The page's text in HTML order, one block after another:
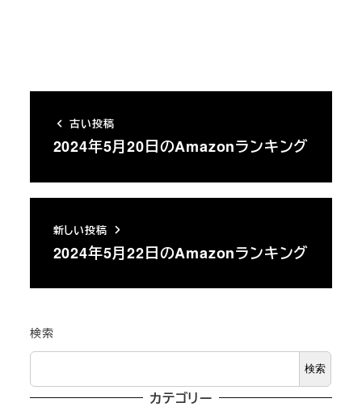
古い投稿
2024年5月20日のAmazonランキング
新しい投稿
2024年5月22日のAmazonランキング
検索
検索
カテゴリー